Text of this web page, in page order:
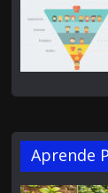
Aprende